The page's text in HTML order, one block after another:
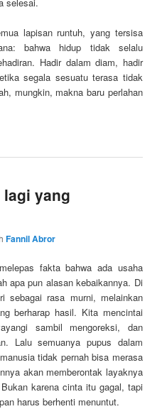
lapisan runtuh, yang tersisa
bahwa hidup tidak selalu
Hadir dalam diam, hadir
segala sesuatu terasa tidak
mungkin, makna baru perlahan
yang
Fannil Abror
fakta bahwa ada usaha
apa pun alasan kebaikannya. Di
rasa murni, melainkan
berharap hasil. Kita mencintai
sambil mengoreksi, dan
Lalu semuanya pupus dalam
tidak pernah bisa merasa
akan memberontak layaknya
karena cinta itu gagal, tapi
harus berhenti menuntut.